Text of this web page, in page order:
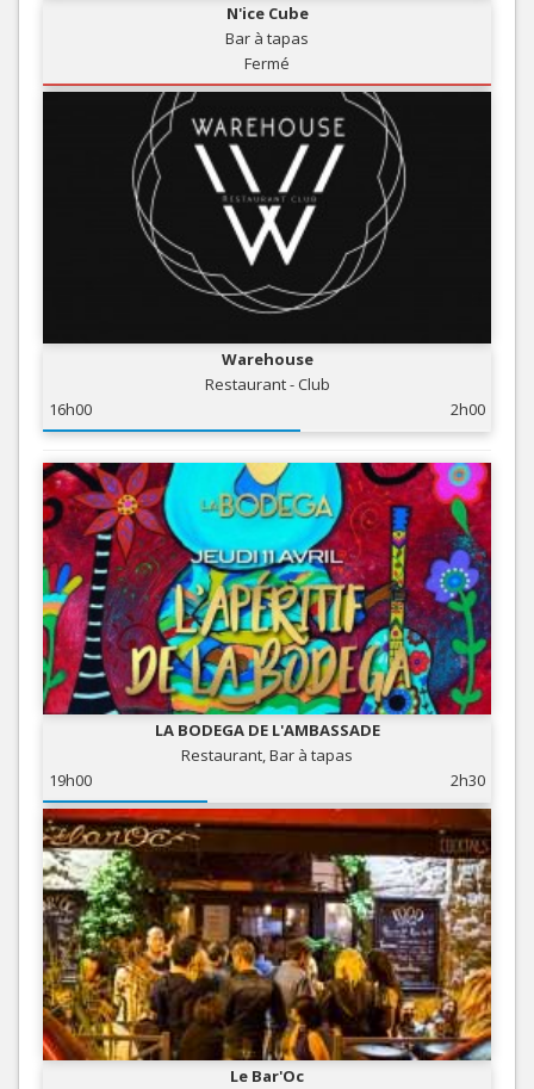
N'ice Cube
Bar à tapas
Fermé
Warehouse
Restaurant - Club
16h00
2h00
LA BODEGA DE L'AMBASSADE
Restaurant, Bar à tapas
19h00
2h30
Le Bar'Oc